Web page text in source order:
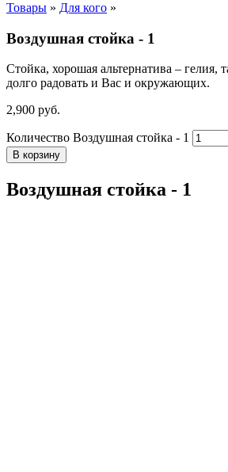
Товары » Для кого »
Воздушная стойка - 1
Стойка, хорошая альтернатива – гелия,
долго радовать и Вас и окружающих.
2,900 руб.
Количество Воздушная стойка - 1
В корзину
Воздушная стойка - 1